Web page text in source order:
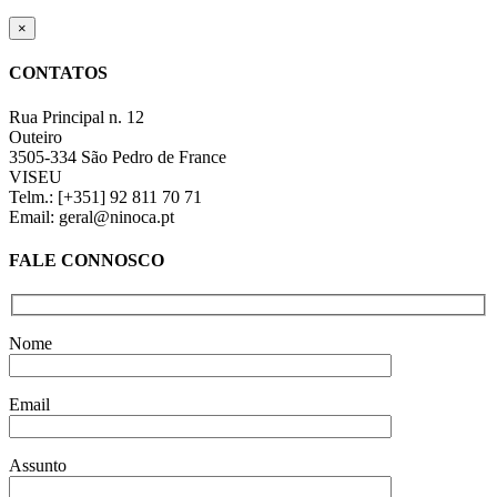
Close
product
view
×
CONTATOS
Rua Principal n. 12
Outeiro
3505-334 São Pedro de France
VISEU
Telm.: [+351] 92 811 70 71
Email: geral@ninoca.pt
FALE CONNOSCO
Nome
Email
Assunto